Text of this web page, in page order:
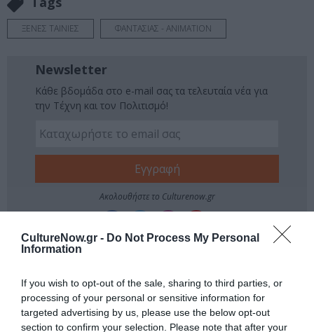
CultureNow.gr - Do Not Process My Personal
Information
If you wish to opt-out of the sale, sharing to third parties, or
processing of your personal or sensitive information for
targeted advertising by us, please use the below opt-out
section to confirm your selection. Please note that after your
ΞΕΝΕΣ ΤΑΙΝΙΕΣ ΦΑΝΤΑΣΙΑΣ - ANIMATION
Newsletter
Κάθε βδομάδα στο e-mail σας τα τελευταία νέα για
την Τέχνη και τον Πολιτισμό!
Ακολουθήστε το Culturenow.gr
Σχετικά Άρθρα